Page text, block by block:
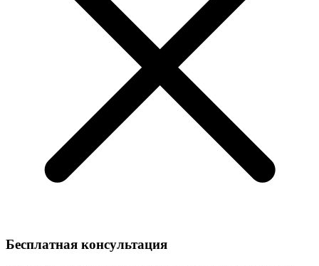
Бесплатная консультация